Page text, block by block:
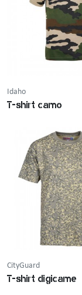
Idaho
T-shirt camo
CityGuard
T-shirt digicame